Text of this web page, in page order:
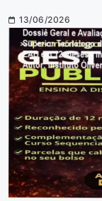
13/06/2026